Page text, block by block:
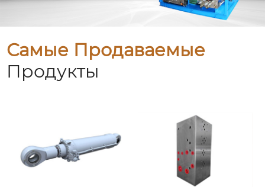
Самые Продаваемые
Продукты